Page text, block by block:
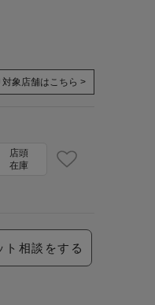
対象店舗はこちら >
店頭
在庫
ト相談をする